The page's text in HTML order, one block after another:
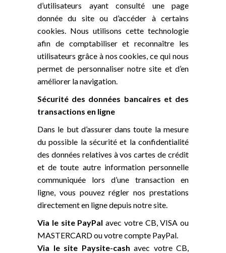
d’utilisateurs ayant consulté une page
donnée du site ou d’accéder à certains
cookies. Nous utilisons cette technologie
afin de comptabiliser et reconnaître les
utilisateurs grâce à nos cookies, ce qui nous
permet de personnaliser notre site et d’en
améliorer la navigation.
Sécurité des données bancaires et des
transactions en ligne
Dans le but d’assurer dans toute la mesure
du possible la sécurité et la confidentialité
des données relatives à vos cartes de crédit
et de toute autre information personnelle
communiquée lors d’une transaction en
ligne, vous pouvez régler nos prestations
directement en ligne depuis notre site.
Via le site PayPal avec votre CB, VISA ou
MASTERCARD ou votre compte PayPal.
Via le site Paysite-cash avec votre CB,